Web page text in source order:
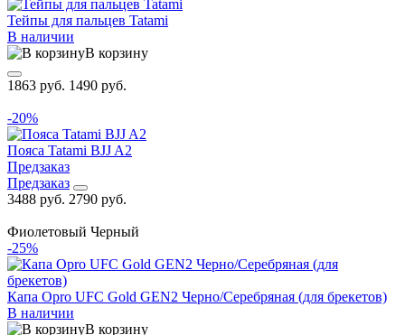
Тейпы для пальцев Tatami
В наличии
В корзину
1863 руб. 1490 руб.
-20%
Пояса Tatami BJJ A2
Предзаказ
Предзаказ
3488 руб. 2790 руб.
Фиолетовый Черный
-25%
Капа Opro UFC Gold GEN2 Черно/Серебряная (для брекетов)
В наличии
В корзину